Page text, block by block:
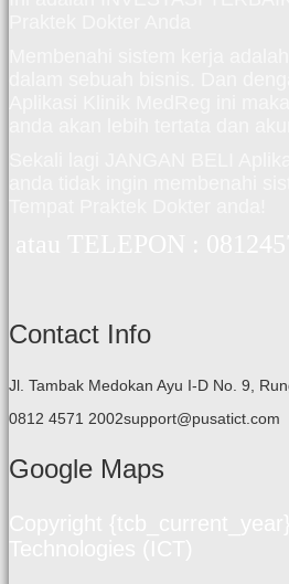
Contact Info
Jl. Tambak Medokan Ayu I-D No. 9,
0812 4571 2002support@pusatict.com
Google Maps